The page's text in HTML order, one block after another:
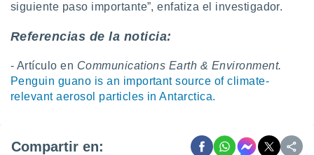
siguiente paso importante”, enfatiza el investigador.
Referencias de la noticia:
- Artículo en Communications Earth & Environment.
Penguin guano is an important source of climate-
relevant aerosol particles in Antarctica.
Compartir en: